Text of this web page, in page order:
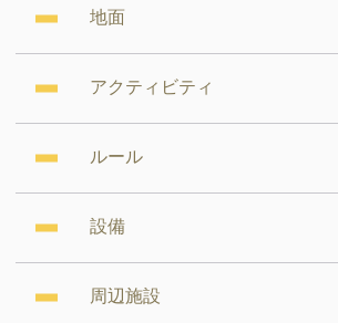
地面
アクティビティ
ルール
設備
周辺施設